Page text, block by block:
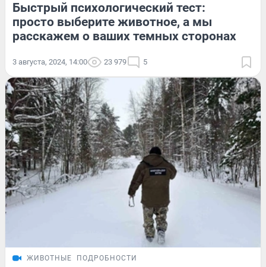
Быстрый психологический тест:
просто выберите животное, а мы
расскажем о ваших темных сторонах
3 августа, 2024, 14:00 23 979 5
ЖИВОТНЫЕ ПОДРОБНОСТИ